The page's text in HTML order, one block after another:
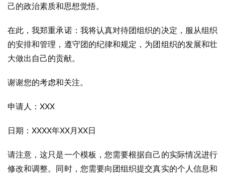
己的政治素质和思想觉悟。
在此，我郑重承诺：我将认真对待团组织的决定，服从组织
的安排和管理，遵守团的纪律和规定，为团组织的发展和壮
大做出自己的贡献。
谢谢您的考虑和关注。
申请人：XXX
日期：XXXX年XX月XX日
请注意，这只是一个模板，您需要根据自己的实际情况进行
修改和调整。同时，您需要向团组织提交真实的个人信息和